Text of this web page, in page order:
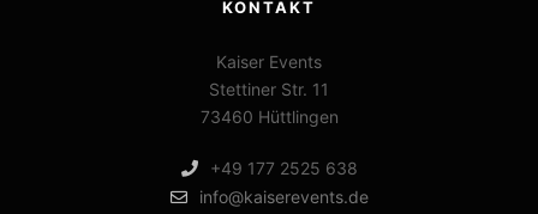
KONTAKT
Kaiser Events
Stettiner Str. 11
73460 Hüttlingen
+49 177 2525 638
info@kaiserevents.de